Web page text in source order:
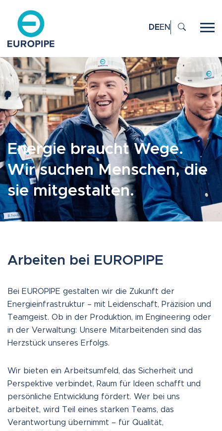
DEEN
Energie braucht Wege.
Wir suchen Menschen, die
sie mitgestalten.
Arbeiten bei EUROPIPE
Bei EUROPIPE gestalten wir die Zukunft der
Energieinfrastruktur – mit Leidenschaft, Präzision und
Teamgeist. Ob in der Produktion, im Engineering oder
in der Verwaltung: Unsere Mitarbeitenden sind das
Herzstück unseres Erfolgs.
Wir bieten ein Arbeitsumfeld, das Sicherheit und
Perspektive verbindet, Raum für Ideen schafft und
persönliche Entwicklung fördert. Wer bei uns
arbeitet, wird Teil eines starken Teams, das
Verantwortung übernimmt – für Qualität,